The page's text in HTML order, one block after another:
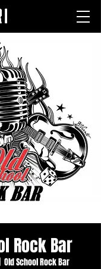
Rock Bar
Old School Rock Bar